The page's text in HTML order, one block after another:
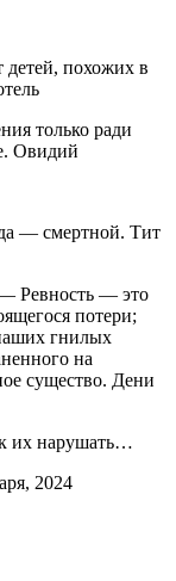
похожих в
только ради
Овидий
— смертной. Тит
— Ревность — это
потери;
гнилых
на
существо. Дени
их нарушать…
2024